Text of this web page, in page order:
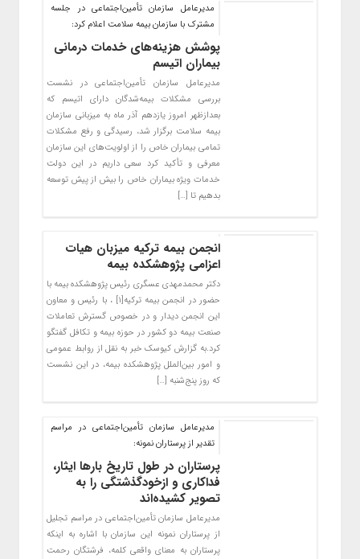
مدیرعامل سازمان تأمین‌اجتماعی در جلسه
مشترک با سازمان بیمه سلامت اعلام کرد:
پوشش هزینه‌های خدمات درمانی
بیماران اتیسم
مدیرعامل سازمان تأمین‌اجتماعی در نشست
بررسی مشکلات بیمه‌شدگان دارای اتیسم که
بعدازظهر امروز یازدهم آذر ماه به میزبانی سازمان
بیمه سلامت برگزار شد، رسیدگی و رفع مشکلات
تمامی بیماران خاص را از اولویت‌های این سازمان
معرفی و تأکید کرد سعی داریم در این دولت
خدمات ویژه بیماران خاص را بیش از پیش توسعه
بدهیم تا […]
انجمن بیمه ترکیه میزبان هیات
اعزامی پژوهشکده بیمه
دکتر محمدمهدی عسگری رئیس پژوهشکده بیمه با
حضور در انجمن بیمه ترکیه[۱] ، با رئیس و معاون
این انجمن دیدار و در خصوص گسترش تعاملات
صنعت بیمه دو کشور در حوزه بیمه و تکافل گفتگو
کرد.به گزارش کیوسک خبر به نقل از روابط عمومی
و امور بین‌الملل پژوهشکده بیمه، در این نشست
که روز پنج‌شنبه […]
مدیرعامل سازمان تأمین‌اجتماعی در مراسم
تقدیر از پرستاران نمونه:
پرستاران در طول تاریخ بارها ایثار،
فداکاری و ازخودگذشتگی را به
تصویر کشیده‌اند
مدیرعامل سازمان تأمین‌اجتماعی در مراسم تجلیل
از پرستاران نمونه این سازمان با اشاره به اینکه
پرستاران به معنای واقعی کلمه، فرشتگان رحمت